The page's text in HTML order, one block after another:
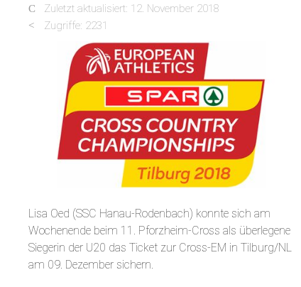
Zuletzt aktualisiert: 12. November 2018
Zugriffe: 2231
Lisa Oed (SSC Hanau-Rodenbach) konnte sich am
Wochenende beim 11. Pforzheim-Cross als überlegene
Siegerin der U20 das Ticket zur Cross-EM in Tilburg/NL
am 09. Dezember sichern.